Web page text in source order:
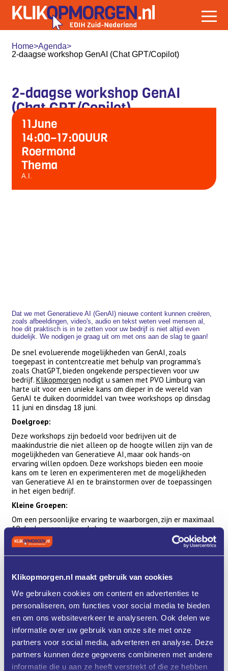
Klikopmorgen.nl maakt gebruik van cookies
We gebruiken cookies om content en advertenties te
personaliseren, om functies voor social media te bieden
en om ons websiteverkeer te analyseren. Ook delen we
informatie over uw gebruik van onze site met onze
partners voor social media, adverteren en analyse. Deze
partners kunnen deze gegevens combineren met andere
informatie die u aan ze heeft verstrekt of die ze hebben
Home>Agenda>
2-daagse workshop GenAI (Chat GPT/Copilot)
2-daagse workshop GenAI
(Chat GPT/Copilot)
11June
14:00–17:00UUR
Roermond
Thema
A.I.
Dat we met Generatieve AI (GenAI) nieuwe content kunnen creëren,
zoals afbeeldingen, video's, audio en tekst weten veel mensen al,
hoe dit praktisch is in te zetten voor uw bedrijf is niet altijd even
duidelijk. We nodigen je graag uit om met ons aan de slag te gaan!
De snel evoluerende mogelijkheden van GenAI, zoals
toegepast in contentcreatie met behulp van programma's
zoals ChatGPT, bieden ongekende perspectieven voor uw
bedrijf. Klikopmorgen nodigt u samen met PVO Limburg van
harte uit voor een unieke kans om dieper in de wereld van
GenAI te duiken doormiddel van twee workshops op dinsdag
11 juni en dinsdag 18 juni.
Doelgroep:
Deze workshops zijn bedoeld voor bedrijven uit de
maakindustrie die niet alleen op de hoogte willen zijn van de
mogelijkheden van Generatieve AI, maar ook hands-on
ervaring willen opdoen. Deze workshops bieden een mooie
kans om te leren en experimenteren met de mogelijkheden
van Generatieve AI en te brainstormen over de toepassingen
in het eigen bedrijf.
Kleine Groepen:
Om een persoonlijke ervaring te waarborgen, zijn er maximaal
10 deelnemers per workshop.
Werken op eigen laptop.
Programma
Let op: dit is een 2-daagse workshop!
Datum: 11 juni en 18 mei (deelname aan beide dagen
verplicht)
Tijd 11 juni: 15.00-18.00 uur
Tijd 18 juni: 15.00 - 18.00 uur
Locatie: PVO Limburg, Steegstraat 5, Roermond